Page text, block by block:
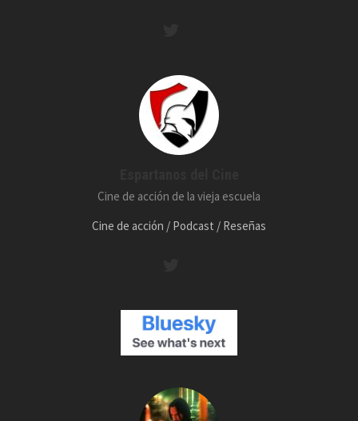
Cine de acción de la vieja escuela
Cine de acción / Podcast / Reseñas